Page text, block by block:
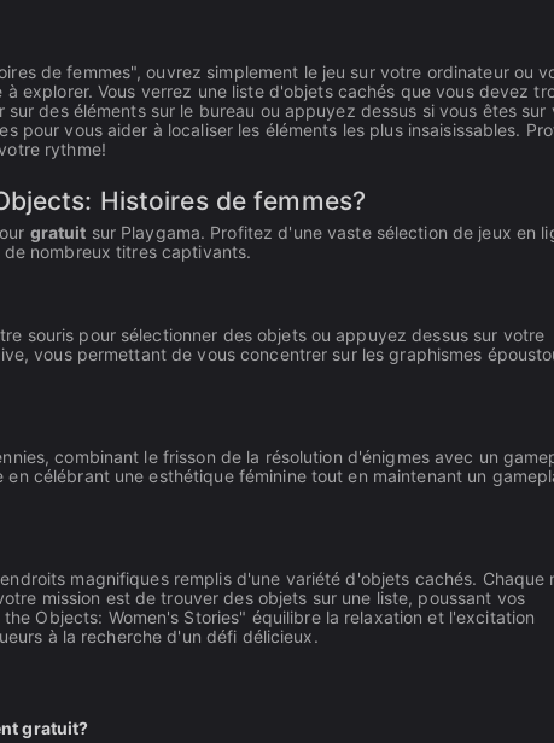
de femmes", ouvrez simplement le jeu sur votre ordinateur ou
explorer. Vous verrez une liste d'objets cachés que vous devez
des éléments sur le bureau ou appuyez dessus si vous êtes sur
pour vous aider à localiser les éléments les plus insaisissables.
rythme!
Histoires de femmes?
gratuit sur Playgama. Profitez d'une vaste sélection de jeux en
nombreux titres captivants.
souris pour sélectionner des objets ou appuyez dessus sur votre
vous permettant de vous concentrer sur les graphismes
combinant le frisson de la résolution d'énigmes avec un
célébrant une esthétique féminine tout en maintenant un
magnifiques remplis d'une variété d'objets cachés. Chaque
mission est de trouver des objets sur une liste, poussant vos
Objects: Women's Stories" équilibre la relaxation et l'excitation
à la recherche d'un défi délicieux.
gratuit?